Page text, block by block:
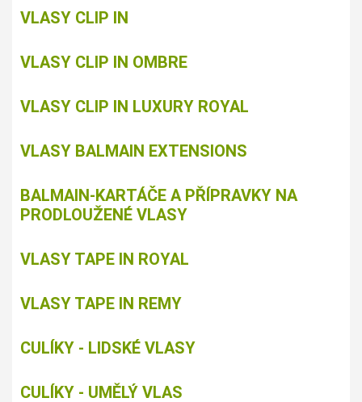
VLASY CLIP IN
VLASY CLIP IN OMBRE
VLASY CLIP IN LUXURY ROYAL
VLASY BALMAIN EXTENSIONS
BALMAIN-KARTÁČE A PŘÍPRAVKY NA
PRODLOUŽENÉ VLASY
VLASY TAPE IN ROYAL
VLASY TAPE IN REMY
CULÍKY - LIDSKÉ VLASY
CULÍKY - UMĚLÝ VLAS